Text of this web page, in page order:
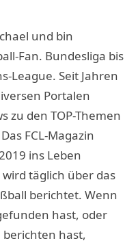
und bin
Fan. Bundesliga bis
League. Seit Jahren
Portalen
zu den TOP-Themen
FCL-Magazin
ins Leben
täglich über das
berichtet. Wenn
hast, oder
berichten hast,